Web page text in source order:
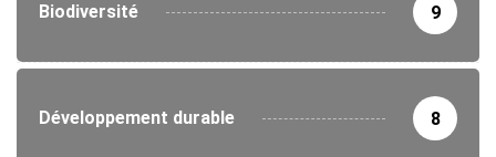
Biodiversité 9
Développement durable 8